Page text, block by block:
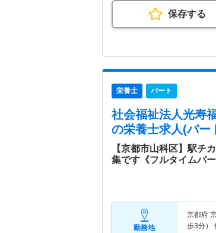
保存する
栄養士 パート
社会福祉法人光寿
の栄養士求人(パー
【京都市山科区】駅チ
集です《フルタイムパー
勤務地
京都府
歩3分）